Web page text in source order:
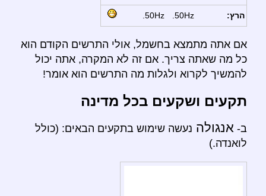
הרץ: 50Hz.
50Hz.
אם אתה מתמצא בחשמל, אולי התרשים הקודם הוא
כל מה שאתה צריך. אם זה לא המקרה, אתה יכול
להמשיך לקרוא ולגלות מה התרשים הוא אומר!
תקעים ושקעים בכל מדינה
ב- אנגולה נעשה שימוש בתקעים הבאים: (כולל
לואנדה.)